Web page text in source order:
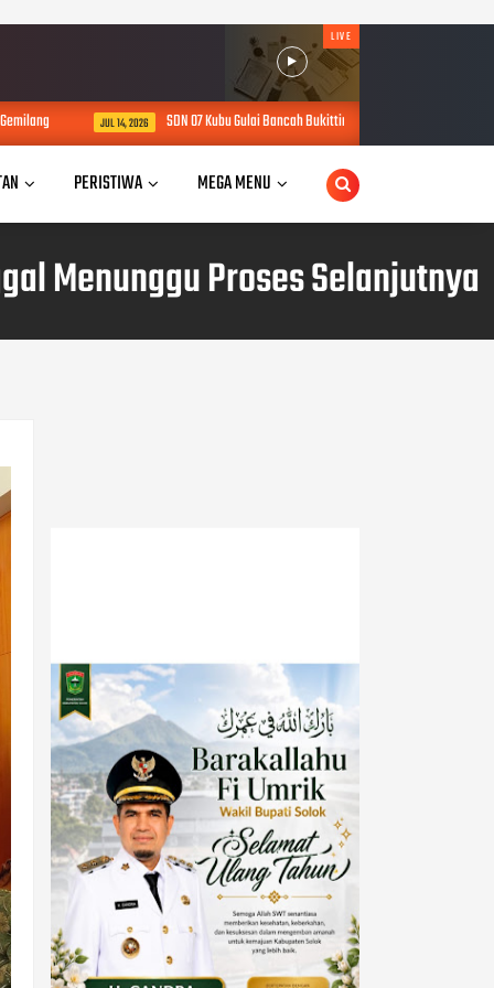
LIVE
JUL 14, 2026 SDN 07 Kubu Gulai Bancah Bukittinggi Mulai MPLS Ramah,
PERISTIWA MEGA MENU
Menunggu Proses Selanjutnya